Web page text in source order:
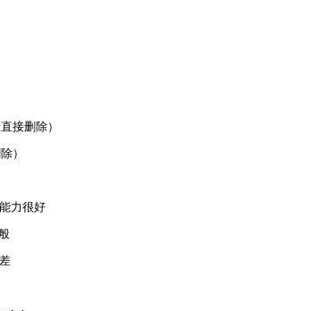
接删除）
）
力很好